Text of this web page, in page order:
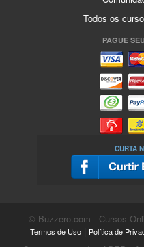
Todos os
PAGUE
CURTA
© Buzzero.com - Cursos
Termos de Uso| Política de